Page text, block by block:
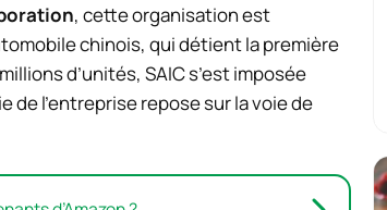
, cette organisation est
chinois, qui détient la première
d’unités, SAIC s’est imposée
l’entreprise repose sur la voie de